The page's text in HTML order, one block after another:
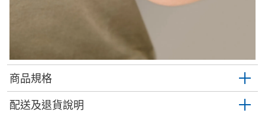
商品規格
配送及退貨說明